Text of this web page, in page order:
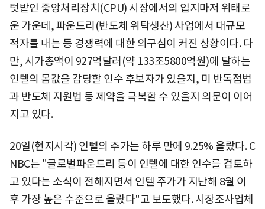
텃밭인 중앙처리장치(CPU) 시장에서의 입지마저 위태로
운 가운데, 파운드리(반도체 위탁생산) 사업에서 대규모
적자를 내는 등 경쟁력에 대한 의구심이 커진 상황이다. 다
만, 시가총액이 927억달러(약 133조5800억원)에 달하는
인텔의 몸값을 감당할 인수 후보자가 있을지, 미 반독점법
과 반도체 지원법 등 제약을 극복할 수 있을지 의문이 이어
지고 있다.
20일(현지시각) 인텔의 주가는 하루 만에 9.25% 올랐다. C
NBC는 "글로벌파운드리 등이 인텔에 대한 인수를 검토하
고 있다는 소식이 전해지면서 인텔 주가가 지난해 8월 이
후 가장 높은 수준으로 올랐다"고 보도했다. 시장조사업체